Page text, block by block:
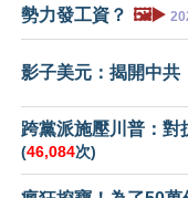
勢力發工資？ 🖼️▶️
影子美元：揭開中共
跨黨派施壓川普：對
(46,084次)